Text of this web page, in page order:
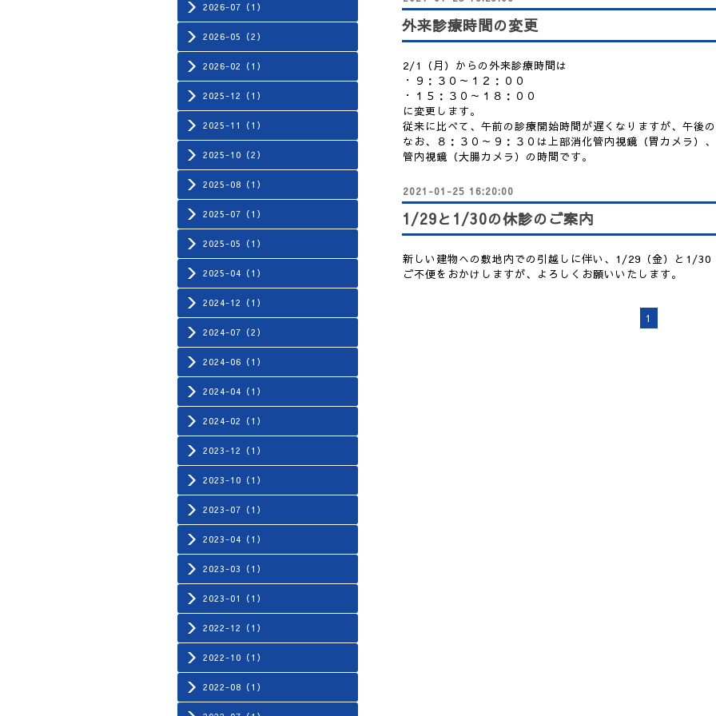
2026-07（1）
2026-05（2）
2026-02（1）
2025-12（1）
2025-11（1）
2025-10（2）
2025-08（1）
2025-07（1）
2025-05（1）
2025-04（1）
2024-12（1）
2024-07（2）
2024-06（1）
2024-04（1）
2024-02（1）
2023-12（1）
2023-10（1）
2023-07（1）
2023-04（1）
2023-03（1）
2023-01（1）
2022-12（1）
2022-10（1）
2022-08（1）
外来診療時間の変更
2/1（月）からの外来診療時間は
・９：３０～１２：００
・１５：３０～１８：００
に変更します。
従来に比べて、午前の診療開始時間が遅くなりますが、午後
なお、８：３０～９：３０は上部消化管内視鏡（胃カメラ）
管内視鏡（大腸カメラ）の時間です。
2021-01-25 16:20:00
1/29と1/30の休診のご案内
新しい建物への敷地内での引越しに伴い、1/29（金）と1/30
ご不便をおかけしますが、よろしくお願いいたします。
1